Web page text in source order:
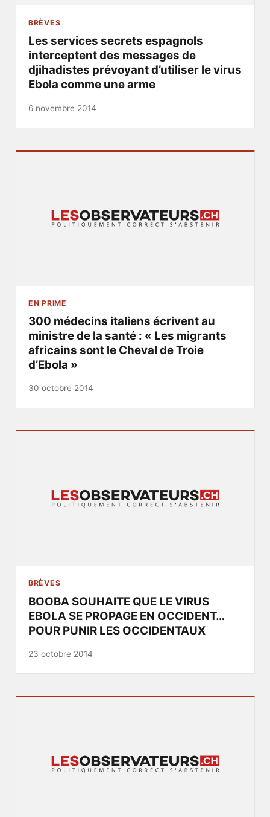
BRÈVES
Les services secrets espagnols
interceptent des messages de
djihadistes prévoyant d’utiliser le virus
Ebola comme une arme
6 novembre 2014
EN PRIME
300 médecins italiens écrivent au
ministre de la santé : « Les migrants
africains sont le Cheval de Troie
d’Ebola »
30 octobre 2014
BRÈVES
BOOBA SOUHAITE QUE LE VIRUS
EBOLA SE PROPAGE EN OCCIDENT…
POUR PUNIR LES OCCIDENTAUX
23 octobre 2014